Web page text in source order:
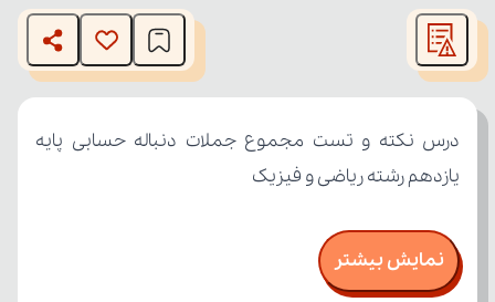
modal
window.
The media could not be loaded, either because the server
or network failed or because the format is not supported.
یازدهم رشته ریاضی و فیزیک
نمایش بیشتر